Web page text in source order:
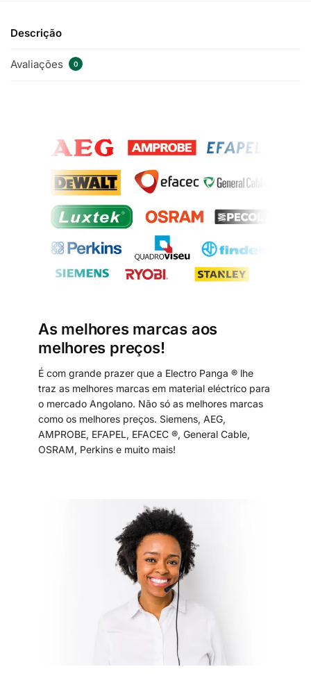
Descrição
Avaliações 0
As melhores marcas aos
melhores preços!
É com grande prazer que a Electro Panga ® lhe
traz as melhores marcas em material eléctrico para
o mercado Angolano. Não só as melhores marcas
como os melhores preços. Siemens, AEG,
AMPROBE, EFAPEL, EFACEC ®, General Cable,
OSRAM, Perkins e muito mais!